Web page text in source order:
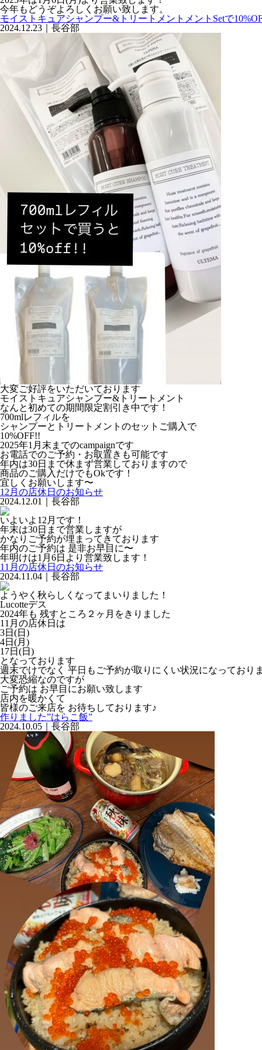
今年もどうぞよろしくお願い致します。
モイストキュアシャンプー&トリートメントメントSetで
2024.12.23｜長谷部
大変ご好評をいただいております
モイストキュアシャンプー&トリートメント
なんと初めての期間限定割引き中です！
700mlレフィルを
シャンプーとトリートメントのセットご購入で
10%OFF!!
2025年1月末までのcampaignです
お電話でのご予約・お取置きも可能です
年内は30日まで休まず営業しておりますので
商品のご購入だけでもOkです！
宜しくお願いします〜
12月の店休日のお知らせ
2024.12.01｜長谷部
いよいよ12月です！
年末は30日まで営業しますが
かなりご予約が埋まってきております
年内のご予約は 是非お早目に〜
年明けは1月6日より営業致します！
11月の店休日のお知らせ
2024.11.04｜長谷部
ようやく秋らしくなってまいりました！
Lucotteデス
2024年も 残すところ２ヶ月をきりました
11月の店休日は
3日(日)
4日(月)
17日(日)
となっております
週末でけでなく 平日もご予約が取りにくい状況になっており
大変恐縮なのですが
ご予約は お早目にお願い致します
店内を暖かくて
皆様のご来店を お待ちしております♪
作りました”はらこ飯”
2024.10.05｜長谷部